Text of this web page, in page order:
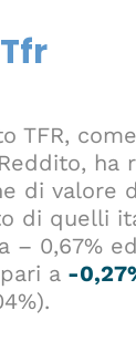
TFR,
ha
di valore
di quelli
– 0,67%
a -